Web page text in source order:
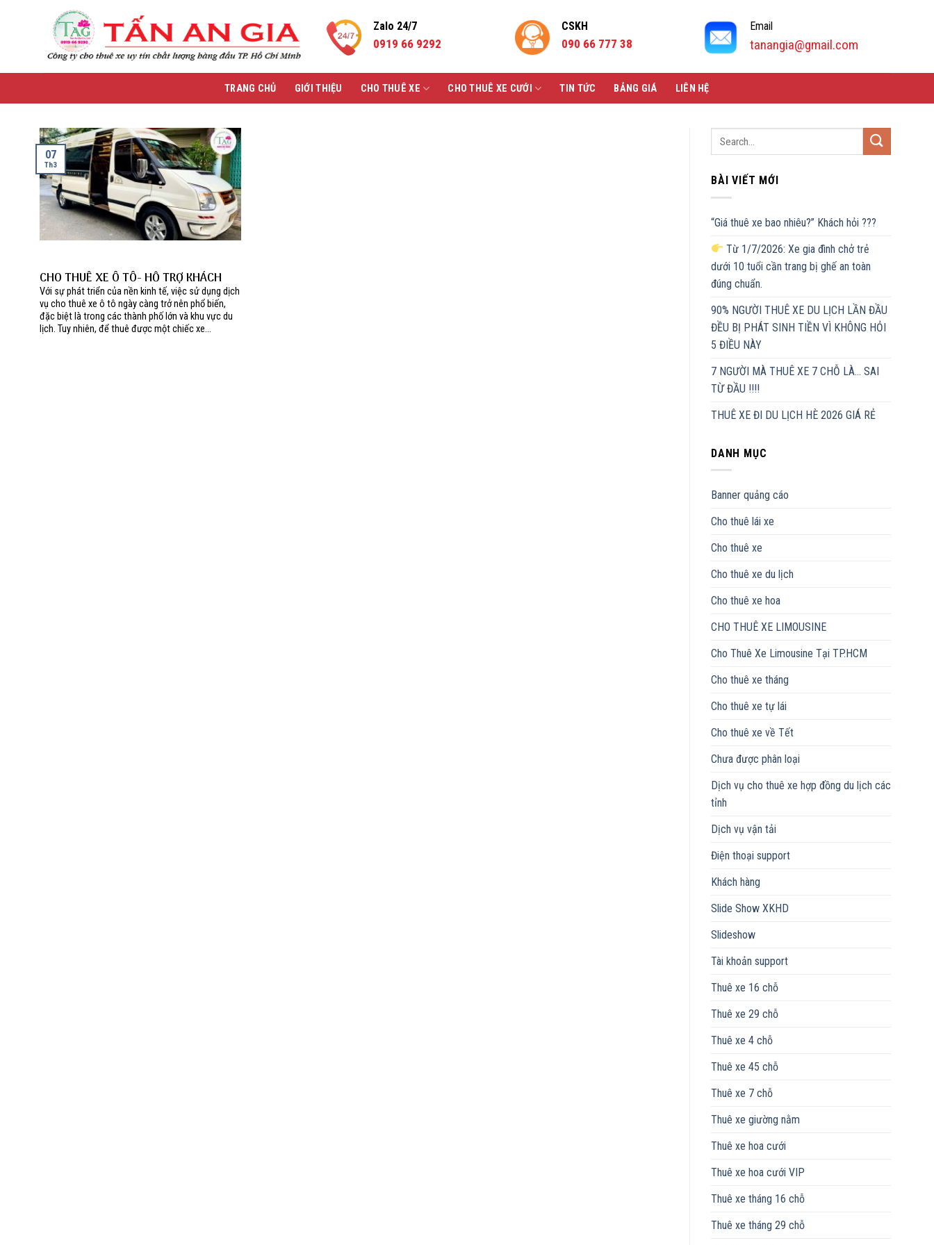
Zalo 24/7
0919 66 9292
CSKH
090 66 777 38
Email
tanangia@gmail.com
TRANG CHỦ GIỚI THIỆU CHO THUÊ XE CHO THUÊ XE CƯỚI TIN TỨC BẢNG GIÁ LIÊN HỆ
CHO THUÊ XE Ô TÔ- HỖ TRỢ KHÁCH
HÀNG 24/7
Với sự phát triển của nền kinh tế, việc sử dụng dịch
vụ cho thuê xe ô tô ngày càng trở nên phổ biến,
đặc biệt là trong các thành phố lớn và khu vực du
lịch. Tuy nhiên, để thuê được một chiếc xe...
07
Th3
BÀI VIẾT MỚI
“Giá thuê xe bao nhiêu?” Khách hỏi ???
Từ 1/7/2026: Xe gia đình chở trẻ
dưới 10 tuổi cần trang bị ghế an toàn
đúng chuẩn.
90% NGƯỜI THUÊ XE DU LỊCH LẦN ĐẦU
ĐỀU BỊ PHÁT SINH TIỀN VÌ KHÔNG HỎI
5 ĐIỀU NÀY
7 NGƯỜI MÀ THUÊ XE 7 CHỖ LÀ… SAI
TỪ ĐẦU !!!!
THUÊ XE ĐI DU LỊCH HÈ 2026 GIÁ RẺ
DANH MỤC
Banner quảng cáo
Cho thuê lái xe
Cho thuê xe
Cho thuê xe du lịch
Cho thuê xe hoa
CHO THUÊ XE LIMOUSINE
Cho Thuê Xe Limousine Tại TP.HCM
Cho thuê xe tháng
Cho thuê xe tự lái
Cho thuê xe về Tết
Chưa được phân loại
Dịch vụ cho thuê xe hợp đồng du lịch các
tỉnh
Dịch vụ vận tải
Điện thoại support
Khách hàng
Slide Show XKHD
Slideshow
Tài khoản support
Thuê xe 16 chỗ
Thuê xe 29 chỗ
Thuê xe 4 chỗ
Thuê xe 45 chỗ
Thuê xe 7 chỗ
Thuê xe giường nằm
Thuê xe hoa cưới
Thuê xe hoa cưới VIP
Thuê xe tháng 16 chỗ
Thuê xe tháng 29 chỗ